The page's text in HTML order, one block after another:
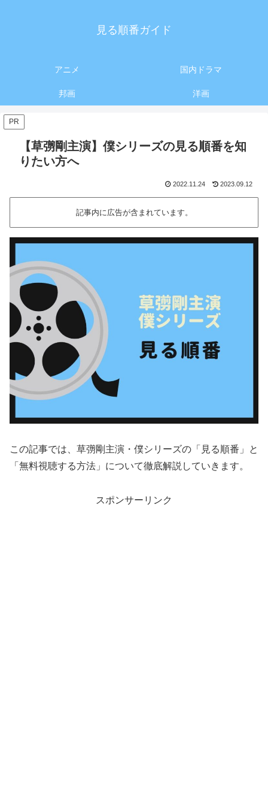
見る順番ガイド
アニメ 国内ドラマ
邦画 洋画
PR
【草彅剛主演】僕シリーズの見る順番を知
りたい方へ
2022.11.24 2023.09.12
記事内に広告が含まれています。
この記事では、草彅剛主演・僕シリーズの「見る順番」と
「無料視聴する方法」について徹底解説していきます。
スポンサーリンク